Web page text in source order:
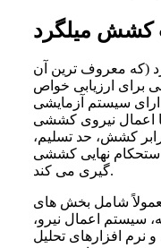
کشش میلگرد
(که معروف ترین آن
برای ارزیابی خواص
سیستم آزمایشی
اعمال نیروی کششی
کشش، حد تسلیم،
گیری میکند.
شامل بخش های
سیستم اعمال نیرو،
نرم افزارهای تحلیل